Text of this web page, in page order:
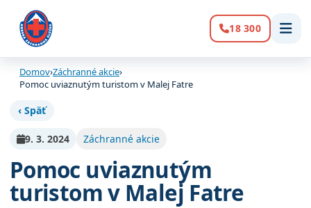
Volanie:
18 300
Domov›Záchranné akcie›
Pomoc uviaznutým turistom v Malej Fatre
‹ Späť
9. 3. 2024 Záchranné akcie
Pomoc uviaznutým
turistom v Malej Fatre